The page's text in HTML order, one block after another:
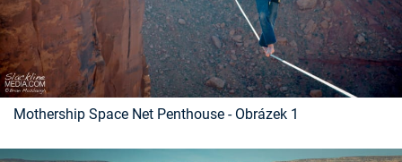
Témata
Pořady
TV Program
Mothership Space Net Penthouse - Obrázek 1